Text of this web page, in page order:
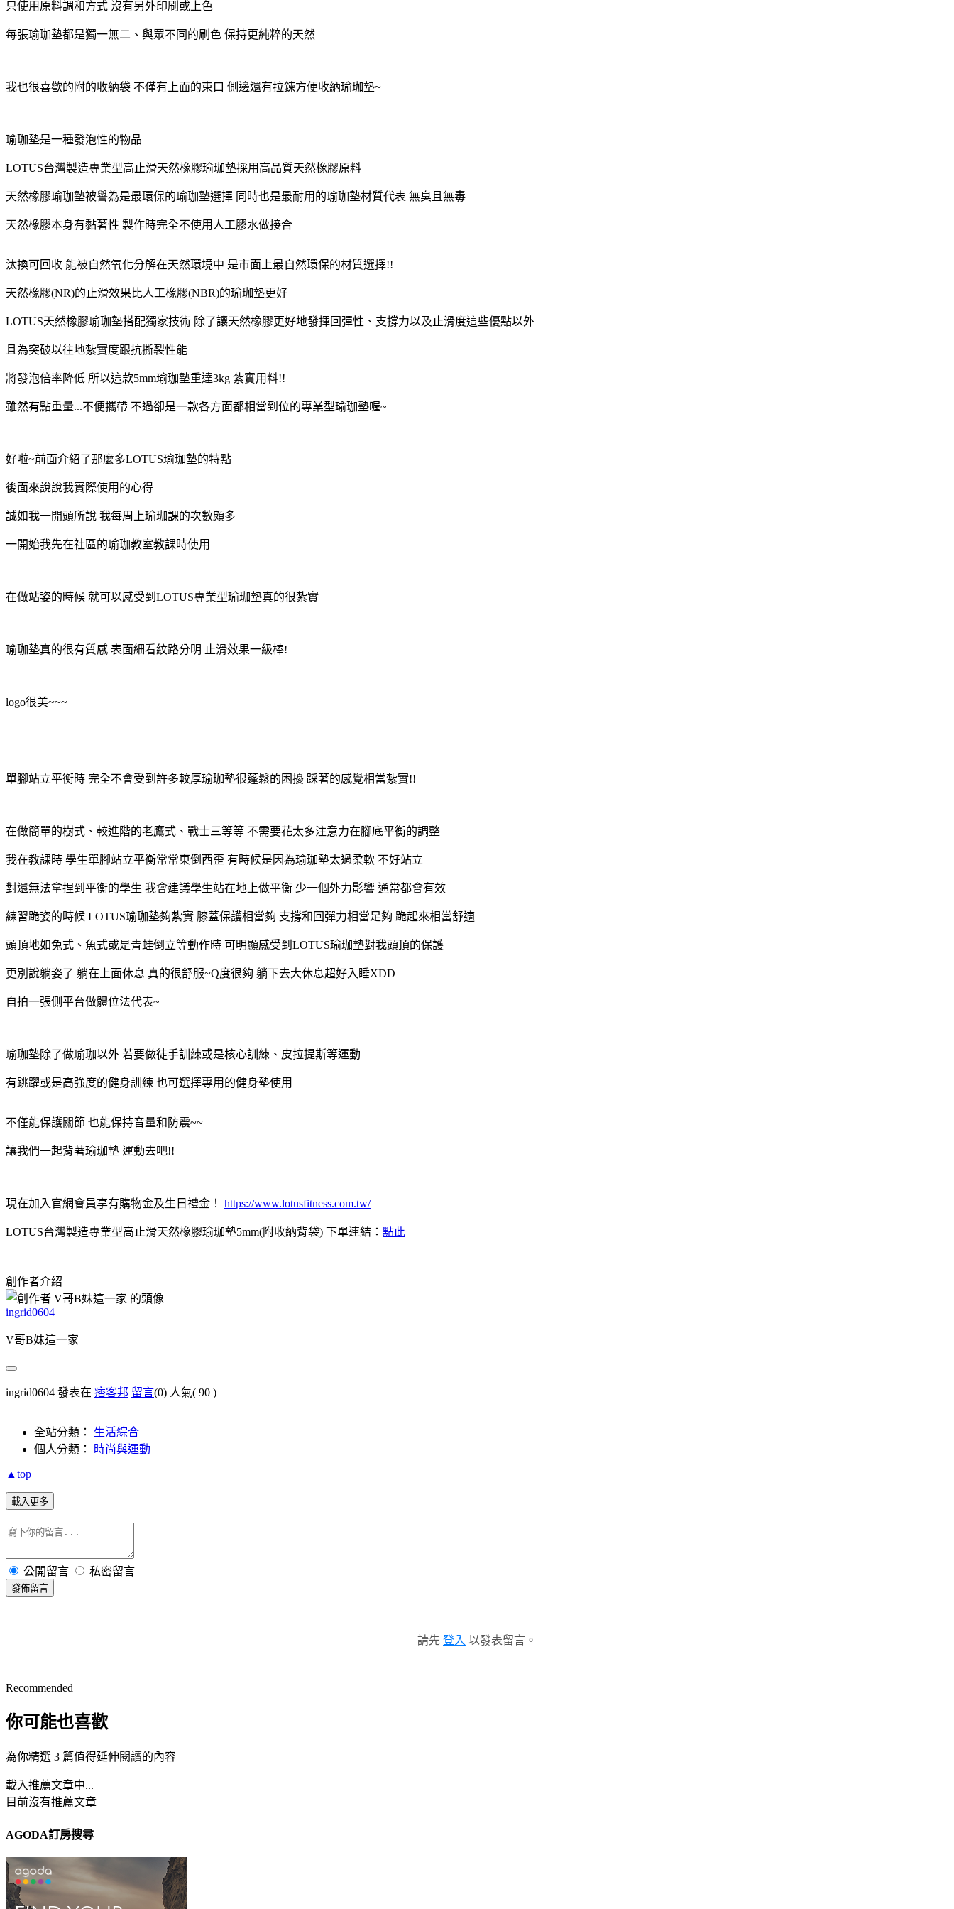
只使用原料調和方式 沒有另外印刷或上色
每張瑜珈墊都是獨一無二、與眾不同的刷色 保持更純粹的天然
我也很喜歡的附的收納袋 不僅有上面的束口 側邊還有拉鍊方便收納瑜珈墊~
瑜珈墊是一種發泡性的物品
LOTUS台灣製造專業型高止滑天然橡膠瑜珈墊採用高品質天然橡膠原料
天然橡膠瑜珈墊被譽為是最環保的瑜珈墊選擇 同時也是最耐用的瑜珈墊材質代表 無臭且無毒
天然橡膠本身有黏著性 製作時完全不使用人工膠水做接合
汰換可回收 能被自然氧化分解在天然環境中 是市面上最自然環保的材質選擇!!
天然橡膠(NR)的止滑效果比人工橡膠(NBR)的瑜珈墊更好
LOTUS天然橡膠瑜珈墊搭配獨家技術 除了讓天然橡膠更好地發揮回彈性、支撐力以及止滑度這些優點以外
且為突破以往地紮實度跟抗撕裂性能
將發泡倍率降低 所以這款5mm瑜珈墊重達3kg 紮實用料!!
雖然有點重量...不便攜帶 不過卻是一款各方面都相當到位的專業型瑜珈墊喔~
好啦~前面介紹了那麼多LOTUS瑜珈墊的特點
後面來說說我實際使用的心得
誠如我一開頭所說 我每周上瑜珈課的次數頗多
一開始我先在社區的瑜珈教室教課時使用
在做站姿的時候 就可以感受到LOTUS專業型瑜珈墊真的很紮實
瑜珈墊真的很有質感 表面細看紋路分明 止滑效果一級棒!
logo很美~~~
單腳站立平衡時 完全不會受到許多較厚瑜珈墊很蓬鬆的困擾 踩著的感覺相當紮實!!
在做簡單的樹式、較進階的老鷹式、戰士三等等 不需要花太多注意力在腳底平衡的調整
我在教課時 學生單腳站立平衡常常東倒西歪 有時候是因為瑜珈墊太過柔軟 不好站立
對還無法拿捏到平衡的學生 我會建議學生站在地上做平衡 少一個外力影響 通常都會有效
練習跪姿的時候 LOTUS瑜珈墊夠紮實 膝蓋保護相當夠 支撐和回彈力相當足夠 跪起來相當舒適
頭頂地如兔式、魚式或是青蛙倒立等動作時 可明顯感受到LOTUS瑜珈墊對我頭頂的保護
更別說躺姿了 躺在上面休息 真的很舒服~Q度很夠 躺下去大休息超好入睡XDD
自拍一張側平台做體位法代表~
瑜珈墊除了做瑜珈以外 若要做徒手訓練或是核心訓練、皮拉提斯等運動
有跳躍或是高強度的健身訓練 也可選擇專用的健身墊使用
不僅能保護關節 也能保持音量和防震~~
讓我們一起背著瑜珈墊 運動去吧!!
現在加入官網會員享有購物金及生日禮金！ https://www.lotusfitness.com.tw/
LOTUS台灣製造專業型高止滑天然橡膠瑜珈墊5mm(附收納背袋) 下單連結： 點此
創作者介紹
ingrid0604
V哥B妹這一家
ingrid0604 發表在 痞客邦 留言(0) 人氣( 90 )
全站分類： 生活綜合
個人分類：
時尚與運動
▲top
載入更多
公開留言 私密留言
發佈留言
請先 登入 以發表留言。
Recommended
你可能也喜歡
為你精選 3 篇值得延伸閱讀的內容
載入推薦文章中...
目前沒有推薦文章
AGODA訂房搜尋